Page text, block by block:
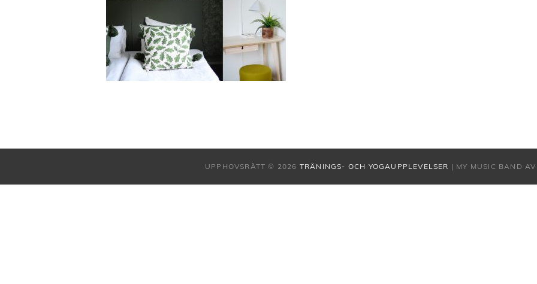
UPPHOVSRÄTT © 2026 TRÄNINGS- OCH YOGAUPPLEVELSER | MY MUSIC BAND AV